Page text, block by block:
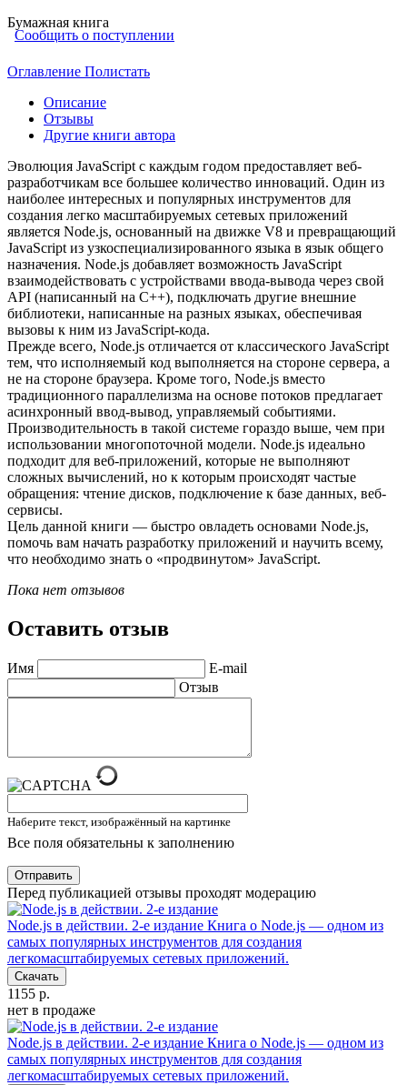
Бумажная книга
Сообщить о поступлении
Оглавление Полистать
Описание
Отзывы
Другие книги автора
Эволюция JavaScript с каждым годом предоставляет веб-
разработчикам все большее количество инноваций. Один из
наиболее интересных и популярных инструментов для
создания легко масштабируемых сетевых приложений
является Node.js, основанный на движке V8 и превращающий
JavaScript из узкоспециализированного языка в язык общего
назначения. Node.js добавляет возможность JavaScript
взаимодействовать с устройствами ввода-вывода через свой
API (написанный на C++), подключать другие внешние
библиотеки, написанные на разных языках, обеспечивая
вызовы к ним из JavaScript-кода.
Прежде всего, Node.js отличается от классического JavaScript
тем, что исполняемый код выполняется на стороне сервера, а
не на стороне браузера. Кроме того, Node.js вместо
традиционного параллелизма на основе потоков предлагает
асинхронный ввод-вывод, управляемый событиями.
Производительность в такой системе гораздо выше, чем при
использовании многопоточной модели. Node.js идеально
подходит для веб-приложений, которые не выполняют
сложных вычислений, но к которым происходят частые
обращения: чтение дисков, подключение к базе данных, веб-
сервисы.
Цель данной книги — быстро овладеть основами Node.js,
помочь вам начать разработку приложений и научить всему,
что необходимо знать о «продвинутом» JavaScript.
Пока нет отзывов
Оставить отзыв
Имя
E-mail
Отзыв
Наберите текст, изображённый на картинке
Все поля обязательны к заполнению
Отправить
Перед публикацией отзывы проходят модерацию
Node.js в действии. 2-е издание Книга о Node.js — одном из
самых популярных инструментов для создания
легкомасштабируемых сетевых приложений.
Скачать
1155 р.
нет в продаже
Node.js в действии. 2-е издание Книга о Node.js — одном из
самых популярных инструментов для создания
легкомасштабируемых сетевых приложений.